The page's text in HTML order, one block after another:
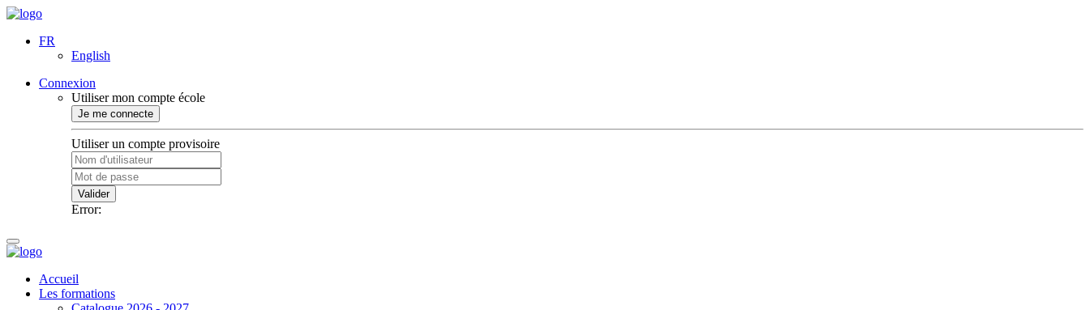
FR
English
Connexion
Utiliser mon compte école
Je me connecte
Utiliser un compte provisoire
Valider
Error:
Accueil
Les formations